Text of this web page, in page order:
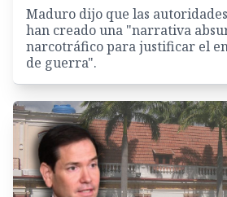
Maduro dijo que las
han creado una "narrativa
narcotráfico para justificar el
de guerra".